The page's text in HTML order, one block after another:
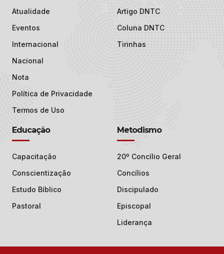
Atualidade
Eventos
Internacional
Nacional
Nota
Política de Privacidade
Termos de Uso
Artigo DNTC
Coluna DNTC
Tirinhas
Educação
Capacitação
Conscientização
Estudo Bíblico
Pastoral
Metodismo
20º Concílio Geral
Concílios
Discipulado
Episcopal
Liderança